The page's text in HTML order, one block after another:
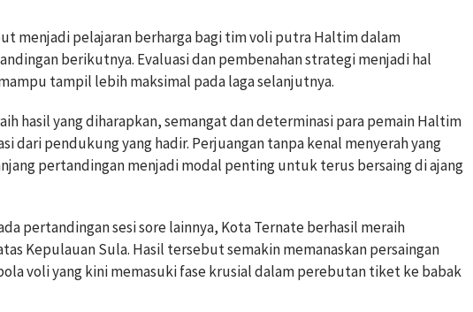
menjadi pelajaran berharga bagi tim voli putra Haltim dalam
berikutnya. Evaluasi dan pembenahan strategi menjadi hal
tampil lebih maksimal pada laga selanjutnya.
hasil yang diharapkan, semangat dan determinasi para pemain Haltim
dari pendukung yang hadir. Perjuangan tanpa kenal menyerah yang
pertandingan menjadi modal penting untuk terus bersaing di ajang
pertandingan sesi sore lainnya, Kota Ternate berhasil meraih
Kepulauan Sula. Hasil tersebut semakin memanaskan persaingan
voli yang kini memasuki fase krusial dalam perebutan tiket ke babak